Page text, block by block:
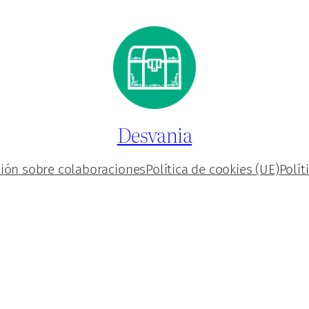
Desvania
sobre colaboracionesPolítica de cookies (UE)